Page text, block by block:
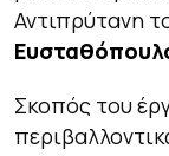
Αντιπρύτανη
Σκοπός του